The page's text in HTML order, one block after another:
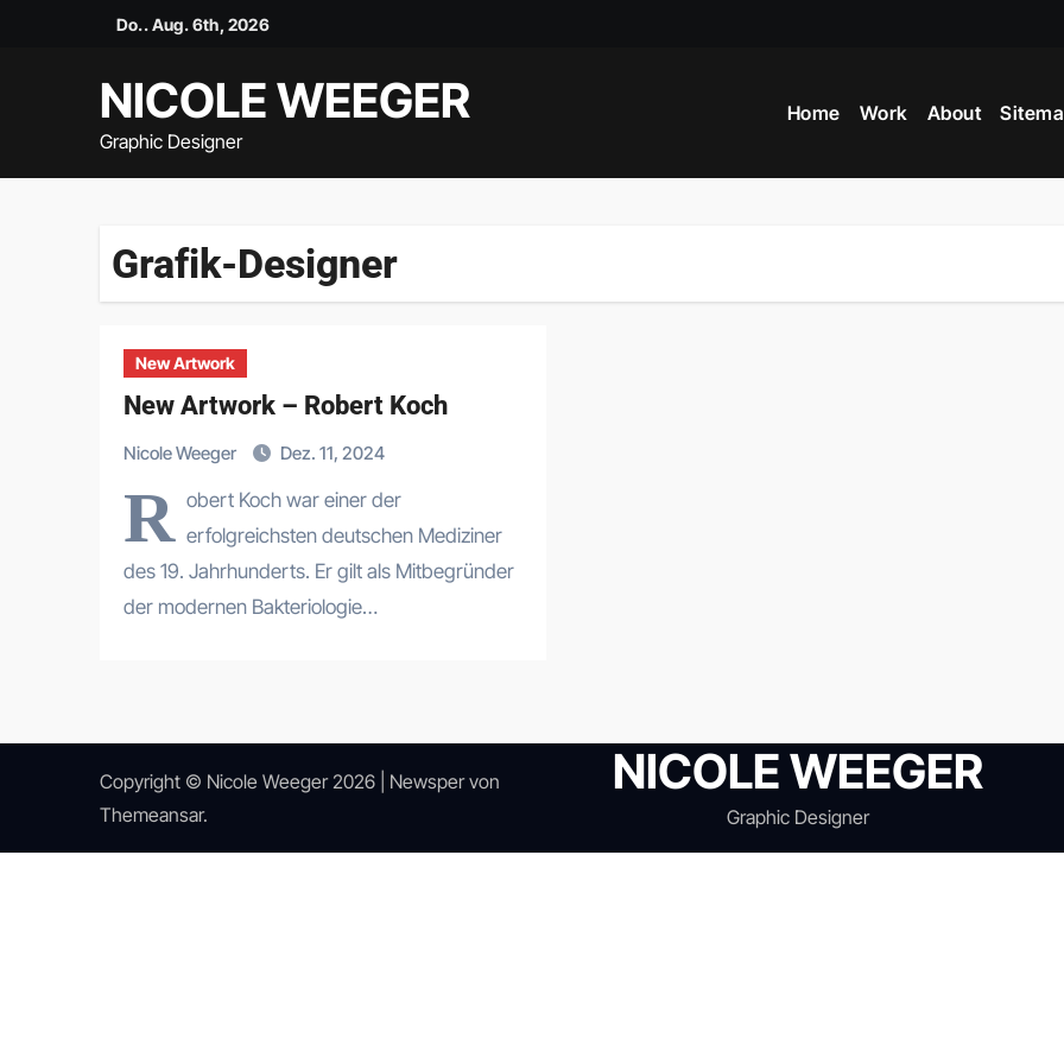
Do.. Aug. 6th, 2026
NICOLE WEEGER
Graphic Designer
Home Work About
Grafik-Designer
New Artwork
New Artwork – Robert Koch
Nicole Weeger Dez. 11, 2024
R obert Koch war einer der
erfolgreichsten deutschen Mediziner
des 19. Jahrhunderts. Er gilt als Mitbegründer
der modernen Bakteriologie…
Copyright © Nicole Weeger 2026 Newspervon
Themeansar.
NICOLE WEEGER
Graphic Designer